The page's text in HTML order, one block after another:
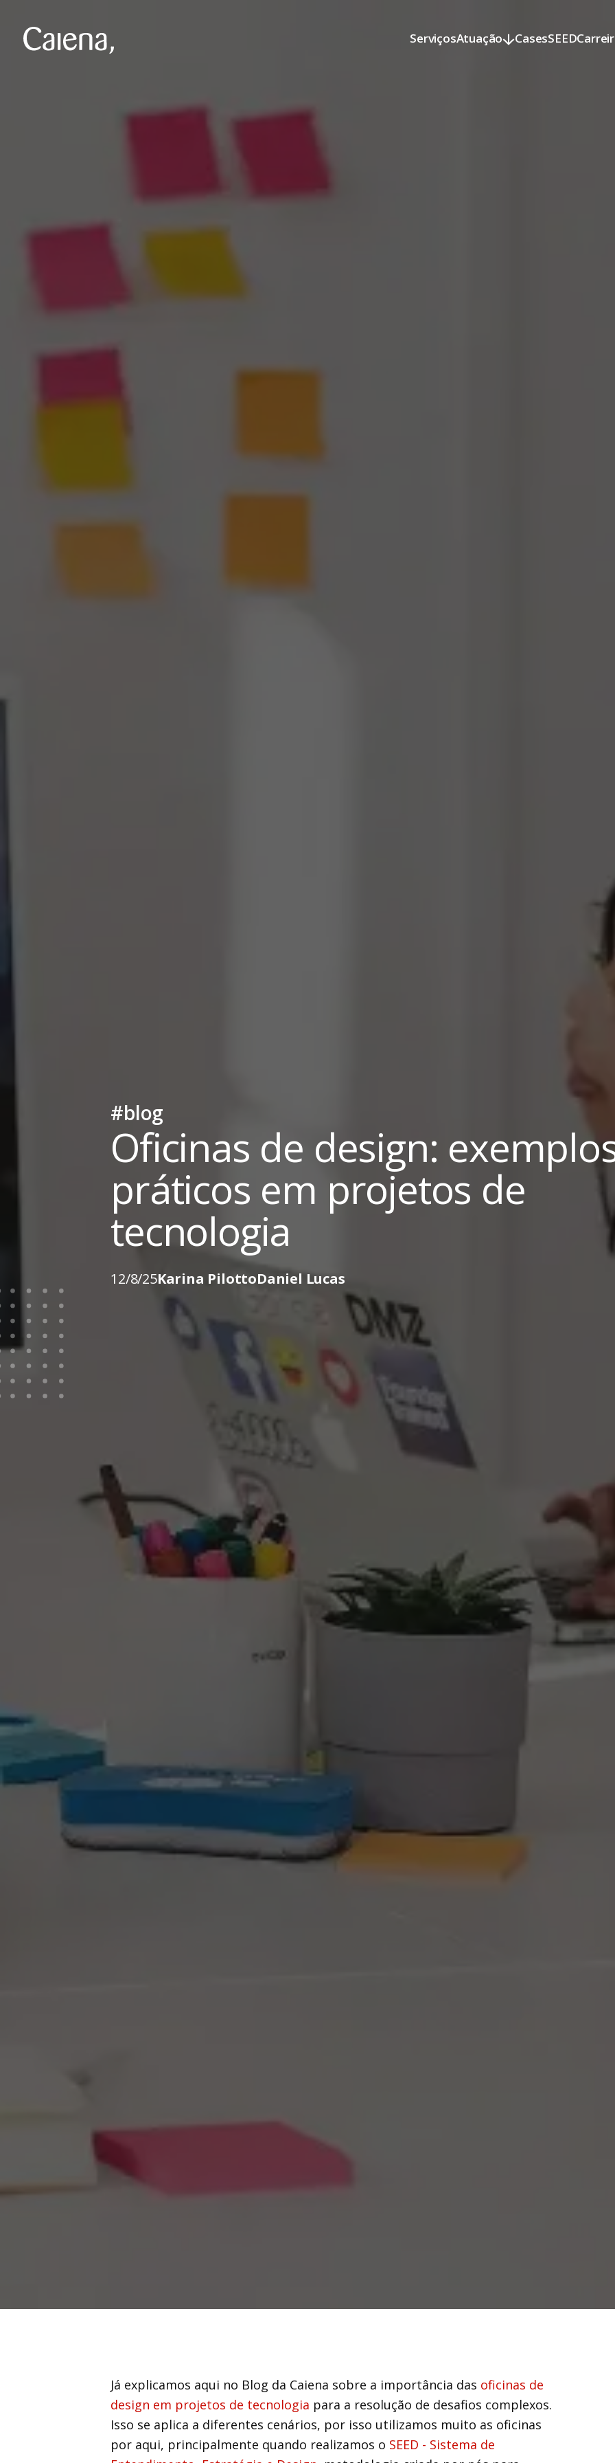
ServiçosAtuação
CasesSEED
#blog
Oficinas de design:
práticos em projetos de
tecnologia
12/8/25Karina PilottoDaniel Lucas
Já explicamos aqui no Blog da Caiena sobre a importância das oficinas de
design em projetos de tecnologia para a resolução de desafios complexos.
Isso se aplica a diferentes cenários, por isso utilizamos muito as oficinas
por aqui, principalmente quando realizamos o SEED - Sistema de